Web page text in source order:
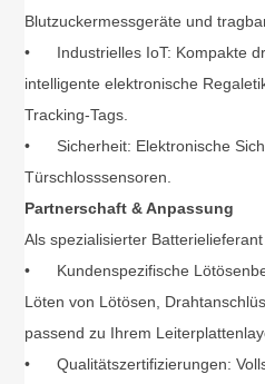
Blutzuckermessgeräte und
• Industrielles IoT: Kompakte
intelligente elektronische
Tracking-Tags.
• Sicherheit: Elektronische
Türschlosssensoren.
Partnerschaft & Anpassung
Als spezialisierter
• Kundenspezifische
Löten von Lötösen,
passend zu Ihrem
• Qualitätszertifizierungen: